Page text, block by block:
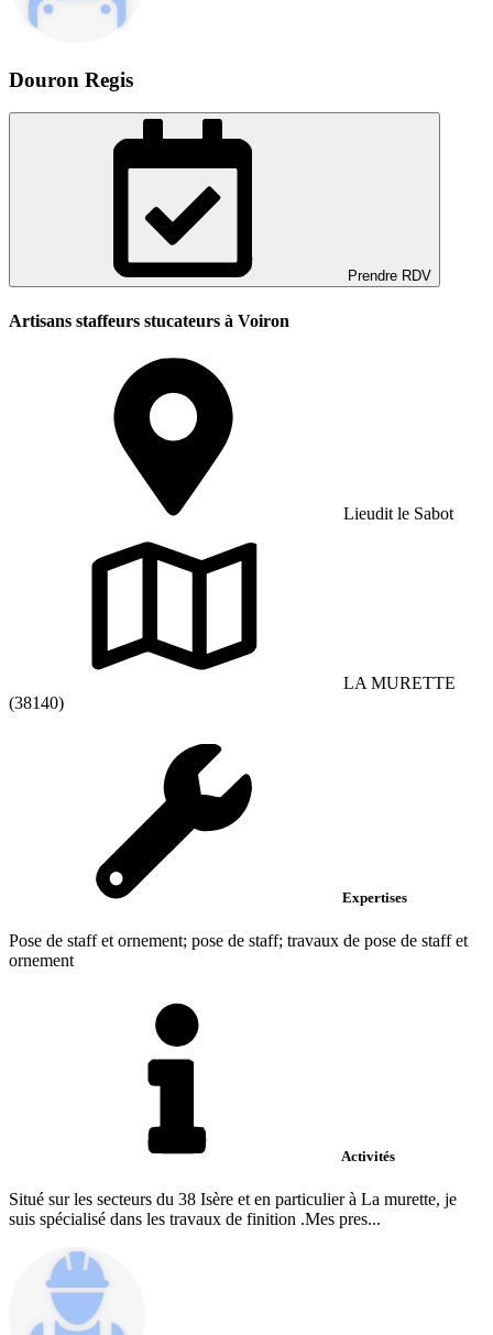
Douron Regis
Prendre RDV
Artisans staffeurs stucateurs à Voiron
Lieudit le Sabot
LA MURETTE
(38140)
Expertises
Pose de staff et ornement; pose de staff; travaux de pose de staff et
ornement
Activités
Situé sur les secteurs du 38 Isère et en particulier à La murette, je
suis spécialisé dans les travaux de finition .Mes pres...